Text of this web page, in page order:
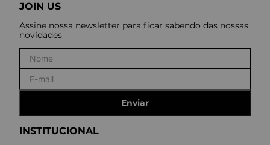
INSTITUCIONAL
JOIN US
Assine nossa newsletter para ficar sabendo das nossas
novidades
Enviar